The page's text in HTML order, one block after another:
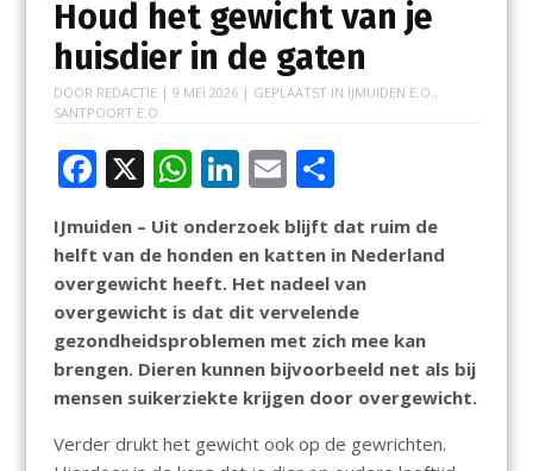
Houd het gewicht van je
huisdier in de gaten
DOOR REDACTIE | 9 MEI 2026| GEPLAATST IN IJMUIDEN E.O. ,
SANTPOORT E.O.
F
ac
e
b
o
o
k
X W
h
at
s
A
p
p
Li
k
e
dI
n
E
m
ai
l
D
el
e
n
IJmuiden – Uit onderzoek blijft dat ruim de
helft van de honden en katten in Nederland
overgewicht heeft. Het nadeel van
overgewicht is dat dit vervelende
gezondheidsproblemen met zich mee kan
brengen. Dieren kunnen bijvoorbeeld net als bij
mensen suikerziekte krijgen door overgewicht.
Verder drukt het gewicht ook op de gewrichten.